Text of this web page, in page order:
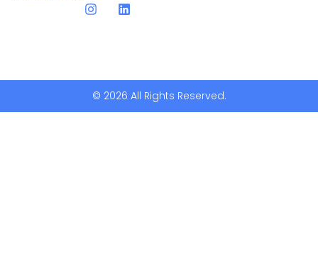
© 2026 All Rights Reserved.